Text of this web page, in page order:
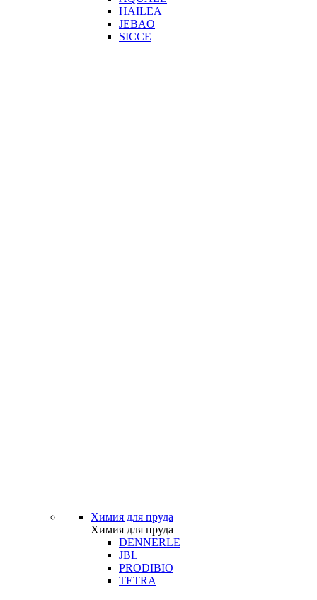
HAILEA
JEBAO
SICCE
Химия для пруда
Химия для пруда
DENNERLE
JBL
PRODIBIO
TETRA